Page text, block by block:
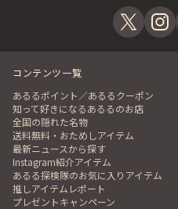
コンテンツ一覧
あるるポイント／あるるクーポン
知って好きになるあるるのお店
全国の隠れた名物
送料無料・おためしアイテム
最新ニュースから探す
Instagram紹介アイテム
あるる探検隊のお気に入りアイテム
推しアイテムレポート
プレゼントキャンペーン